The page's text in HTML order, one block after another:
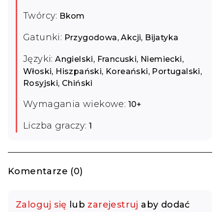
Twórcy: Bkom
Gatunki: Przygodowa, Akcji, Bijatyka
Języki: Angielski, Francuski, Niemiecki,
Włoski, Hiszpański, Koreański, Portugalski,
Rosyjski, Chiński
Wymagania wiekowe: 10+
Liczba graczy: 1
Komentarze (0)
Zaloguj się lub zarejestruj aby dodać